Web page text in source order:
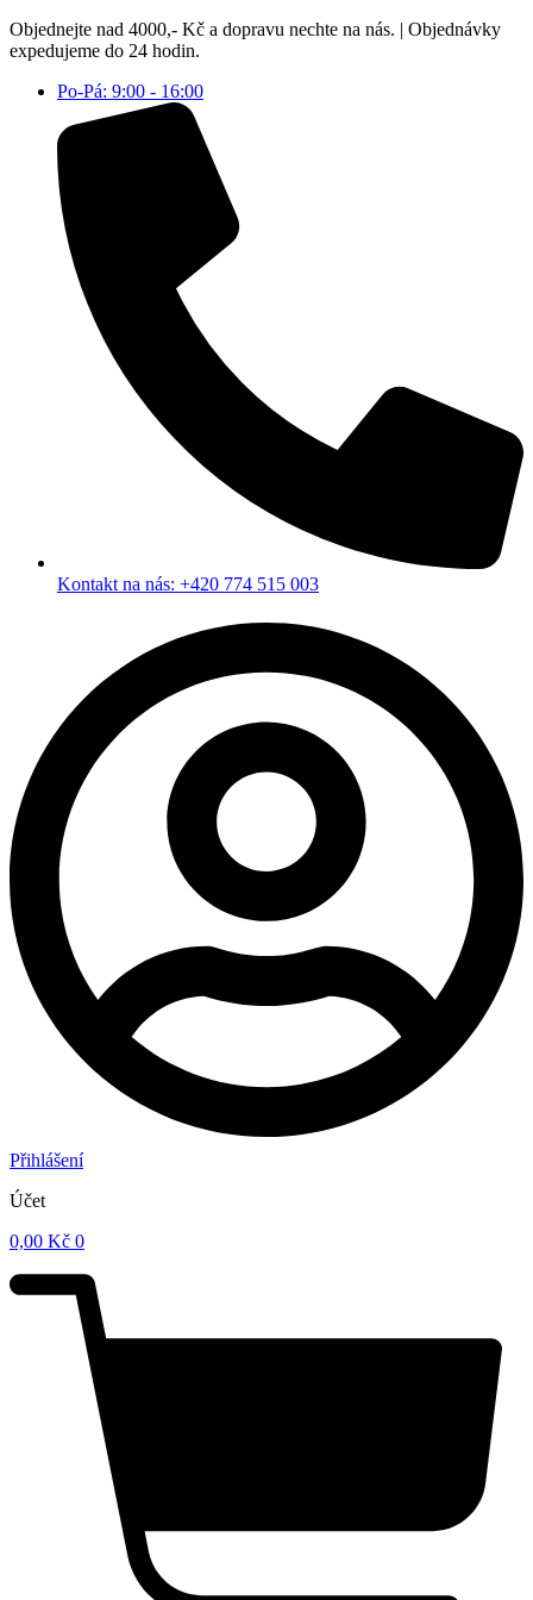
Přejít
k
Objednejte nad 4000,- Kč a dopravu nechte na nás. | Objednávky
expedujeme do 24 hodin.
Po-Pá: 9:00 - 16:00
Kontakt na nás: +420 774 515 003
Přihlášení
Účet
0,00 Kč 0